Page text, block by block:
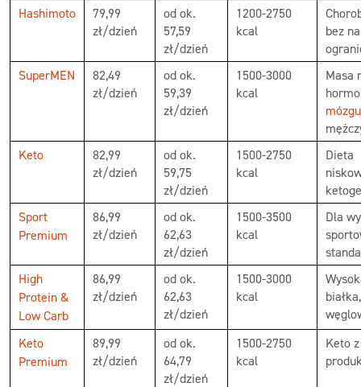
Hashimoto
79,99
zł/dzień
od ok.
57,59
zł/dzień
1200-2750
kcal
bez
SuperMEN
82,49
zł/dzień
od ok.
59,39
zł/dzień
1500-3000
kcal
Masa
mózgu
Keto
82,99
zł/dzień
od ok.
59,75
zł/dzień
1500-2750
kcal
Dieta
Sport
Premium
86,99
zł/dzień
od ok.
62,63
zł/dzień
1500-3500
kcal
Dla
High
Protein &
Low Carb
86,99
zł/dzień
od ok.
62,63
zł/dzień
1500-3000
kcal
Keto
Premium
89,99
zł/dzień
od ok.
64,79
zł/dzień
1500-2750
kcal
Keto